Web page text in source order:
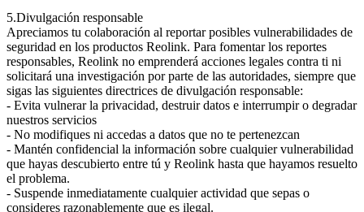
5.Divulgación responsable
Apreciamos tu colaboración al reportar posibles vulnerabilidades de
seguridad en los productos Reolink. Para fomentar los reportes
responsables, Reolink no emprenderá acciones legales contra ti ni
solicitará una investigación por parte de las autoridades, siempre que
sigas las siguientes directrices de divulgación responsable:
- Evita vulnerar la privacidad, destruir datos e interrumpir o degradar
nuestros servicios
- No modifiques ni accedas a datos que no te pertenezcan
- Mantén confidencial la información sobre cualquier vulnerabilidad
que hayas descubierto entre tú y Reolink hasta que hayamos resuelto
el problema.
- Suspende inmediatamente cualquier actividad que sepas o
consideres razonablemente que es ilegal.